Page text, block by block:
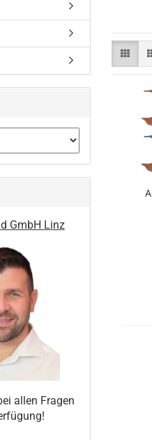
GmbH Linz
allen Fragen